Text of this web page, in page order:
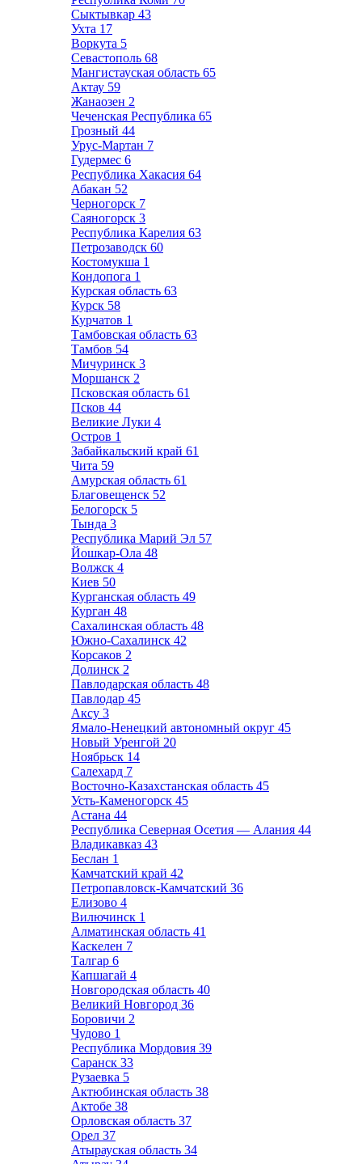
Сыктывкар 43
Ухта 17
Воркута 5
Севастополь 68
Мангистауская область 65
Актау 59
Жанаозен 2
Чеченская Республика 65
Грозный 44
Урус-Мартан 7
Гудермес 6
Республика Хакасия 64
Абакан 52
Черногорск 7
Саяногорск 3
Республика Карелия 63
Петрозаводск 60
Костомукша 1
Кондопога 1
Курская область 63
Курск 58
Курчатов 1
Тамбовская область 63
Тамбов 54
Мичуринск 3
Моршанск 2
Псковская область 61
Псков 44
Великие Луки 4
Остров 1
Забайкальский край 61
Чита 59
Амурская область 61
Благовещенск 52
Белогорск 5
Тында 3
Республика Марий Эл 57
Йошкар-Ола 48
Волжск 4
Киев 50
Курганская область 49
Курган 48
Сахалинская область 48
Южно-Сахалинск 42
Корсаков 2
Долинск 2
Павлодарская область 48
Павлодар 45
Аксу 3
Ямало-Ненецкий автономный округ 45
Новый Уренгой 20
Ноябрьск 14
Салехард 7
Восточно-Казахстанская область 45
Усть-Каменогорск 45
Астана 44
Республика Северная Осетия — Алания 44
Владикавказ 43
Беслан 1
Камчатский край 42
Петропавловск-Камчатский 36
Елизово 4
Вилючинск 1
Алматинская область 41
Каскелен 7
Талгар 6
Капшагай 4
Новгородская область 40
Великий Новгород 36
Боровичи 2
Чудово 1
Республика Мордовия 39
Саранск 33
Рузаевка 5
Актюбинская область 38
Актобе 38
Орловская область 37
Орел 37
Атырауская область 34